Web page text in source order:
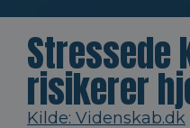
Stressede
risikerer
Kilde: Videnskab.dk